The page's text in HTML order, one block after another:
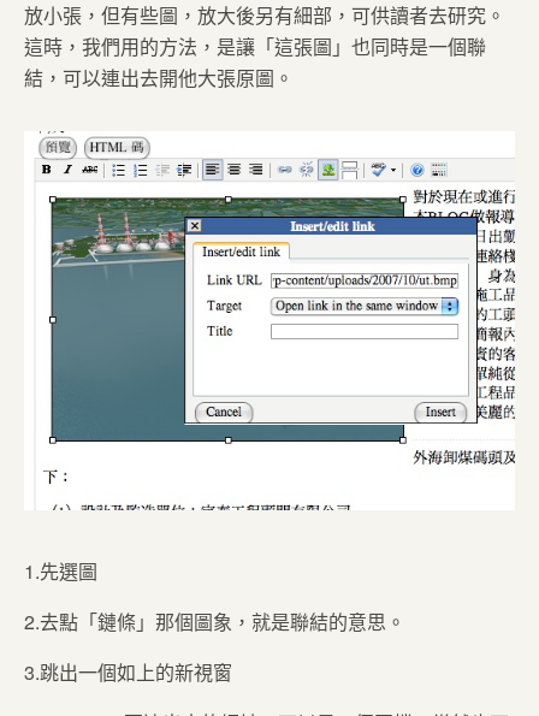
放小張，但有些圖，放大後另有細部，可供讀者去研究。
這時，我們用的方法，是讓「這張圖」也同時是一個聯
結，可以連出去開他大張原圖。
1.先選圖
2.去點「鏈條」那個圖象，就是聯結的意思。
3.跳出一個如上的新視窗